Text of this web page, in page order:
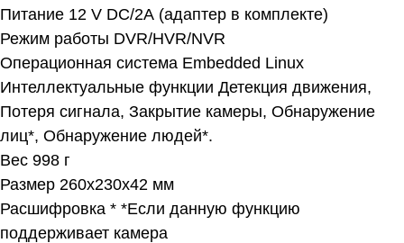
Питание 12 V DC/2А (адаптер в комплекте)
Режим работы DVR/HVR/NVR
Операционная система Embedded Linux
Интеллектуальные функции Детекция движения,
Потеря сигнала, Закрытие камеры, Обнаружение
лиц*, Обнаружение людей*.
Вес 998 г
Размер 260x230x42 мм
Расшифровка * *Если данную функцию
поддерживает камера